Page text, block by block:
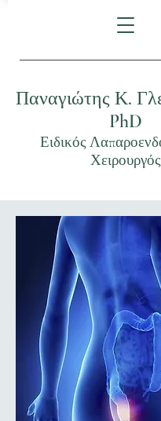
Παναγιώτης Κ.
PhD
Ειδικός
Χειρουργός